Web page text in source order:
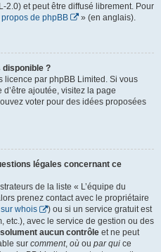
2.0) et peut être diffusé librement. Pour
propos de phpBB » (en anglais).
disponible ?
licence par phpBB Limited. Si vous
ajoutée, visitez la page
voter pour des idées proposées
légales concernant ce
de la liste « L’équipe du
prenez contact avec le propriétaire
whois
) ou si un service gratuit est
etc.), avec le service de gestion ou des
aucun contrôle et ne peut
sur comment, où ou par qui ce